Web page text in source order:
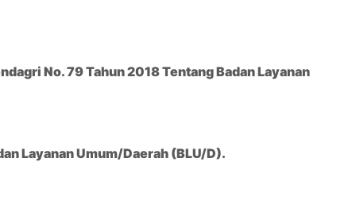
No. 79 Tahun 2018 Tentang Badan Layanan
Layanan Umum/Daerah (BLU/D).